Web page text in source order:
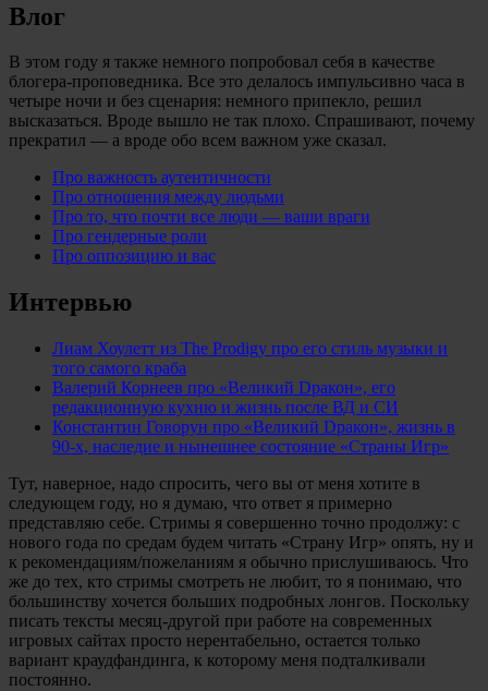
Влог
В этом году я также немного попробовал себя в качестве
блогера-проповедника. Все это делалось импульсивно часа в
четыре ночи и без сценария: немного припекло, решил
высказаться. Вроде вышло не так плохо. Спрашивают, почему
прекратил — а вроде обо всем важном уже сказал.
Про важность аутентичности
Про отношения между людьми
Про то, что почти все люди — ваши враги
Про гендерные роли
Про оппозицию и вас
Интервью
Лиам Хоулетт из The Prodigy про его стиль музыки и
того самого краба
Валерий Корнеев про «Великий Dракон», его
редакционную кухню и жизнь после ВД и СИ
Константин Говорун про «Великий Dракон», жизнь в
90-х, наследие и нынешнее состояние «Страны Игр»
Тут, наверное, надо спросить, чего вы от меня хотите в
следующем году, но я думаю, что ответ я примерно
представляю себе. Стримы я совершенно точно продолжу: с
нового года по средам будем читать «Страну Игр» опять, ну и
к рекомендациям/пожеланиям я обычно прислушиваюсь. Что
же до тех, кто стримы смотреть не любит, то я понимаю, что
большинству хочется больших подробных лонгов. Поскольку
писать тексты месяц-другой при работе на современных
игровых сайтах просто нерентабельно, остается только
вариант краудфандинга, к которому меня подталкивали
постоянно.